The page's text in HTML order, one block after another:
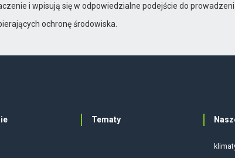
i wpisują się w odpowiedzialne podejście do
ochronę środowiska.
Tematy